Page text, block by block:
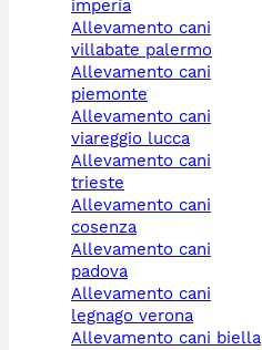
imperia
allevamento cani
villabate palermo
allevamento cani
piemonte
allevamento cani
viareggio lucca
allevamento cani
trieste
allevamento cani
cosenza
allevamento cani
padova
allevamento cani
legnago verona
allevamento cani biella